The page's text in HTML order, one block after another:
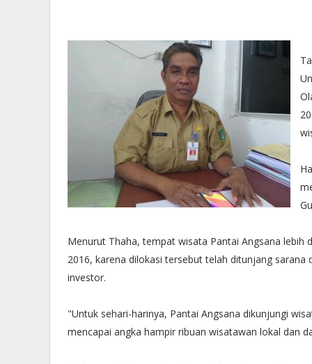
Menurut Thaha, tempat wisata Pantai Angsana lebih
2016, karena dilokasi tersebut telah ditunjang
investor.
"Untuk sehari-harinya, Pantai Angsana dikunjungi
mencapai angka hampir ribuan wisatawan lokal dan